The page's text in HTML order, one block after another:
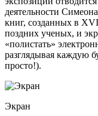
деятельности
книг, созданных в
поздних ученых, и
«полистать»
разглядывая каждую
просто!).
Экран